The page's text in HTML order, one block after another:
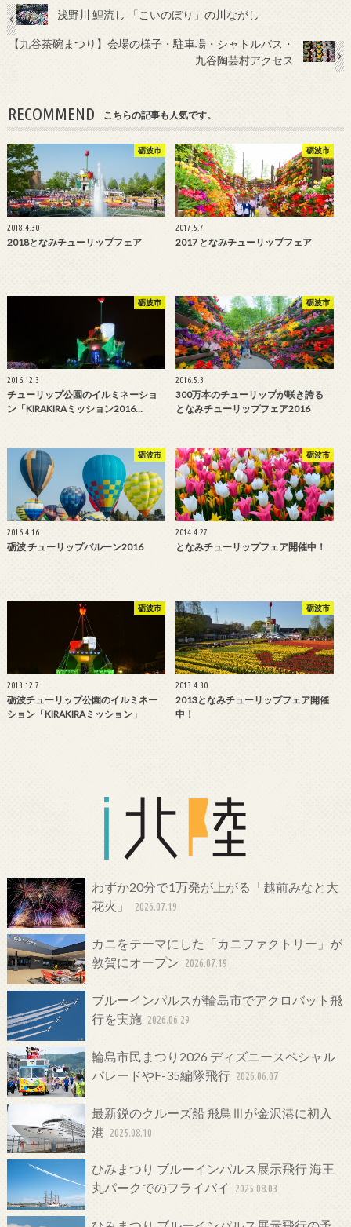
浅野川 鯉流し 「こいのぼり」の川ながし
【九谷茶碗まつり】会場の様子・駐車場・シャトルバス・
九谷陶芸村アクセス
RECOMMEND こちらの記事も人気です。
砺波市
2018.4.30
2018となみチューリップフェア
砺波市
2017.5.7
2017 となみチューリップフェア
砺波市
2016.12.3
チューリップ公園のイルミネーショ
ン「KIRAKIRAミッション2016…
砺波市
2016.5.3
300万本のチューリップが咲き誇る
となみチューリップフェア2016
砺波市
2016.4.16
砺波 チューリップバルーン2016
砺波市
2014.4.27
となみチューリップフェア開催中！
砺波市
2013.12.7
砺波チューリップ公園のイルミネー
ション「KIRAKIRAミッション」
砺波市
2013.4.30
2013となみチューリップフェア開催
中！
わずか20分で1万発が上がる「越前みなと大
花火」
2026.07.19
カニをテーマにした「カニファクトリー」が
敦賀にオープン 2026.07.19
ブルーインパルスが輪島市でアクロバット飛
行を実施 2026.06.29
輪島市民まつり2026 ディズニースペシャル
パレードやF-35編隊飛行 2026.06.07
最新鋭のクルーズ船 飛鳥Ⅲが金沢港に初入
港 2025.08.10
ひみまつり ブルーインパルス展示飛行 海王
丸パークでのフライバイ
2025.08.03